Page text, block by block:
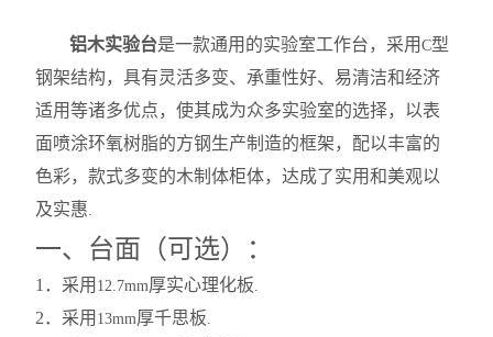
铝木实验台是一款通用的实验室工作台，采用C型
钢架结构，具有灵活多变、承重性好、易清洁和经济
适用等诸多优点，使其成为众多实验室的选择，以表
面喷涂环氧树脂的方钢生产制造的框架，配以丰富的
色彩，款式多变的木制体柜体，达成了实用和美观以
及实惠.
一、台面（可选）：
1 ．采用 12.7mm厚实心理化板.
2．采用 13mm厚千思板.